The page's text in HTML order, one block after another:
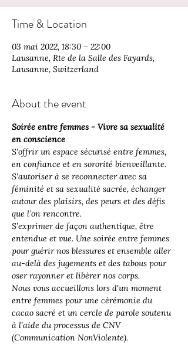
Time & Location
03 mai 2022, 18:30 – 22:00
Lausanne, Rte de la Salle des Fayards,
Lausanne, Switzerland
About the event
Soirée entre femmes - Vivre sa sexualité
en conscience
S'offrir un espace sécurisé entre femmes,
en confiance et en sororité bienveillante.
S'autoriser à se reconnecter avec sa
féminité et sa sexualité sacrée, échanger
autour des plaisirs, des peurs et des défis
que l’on rencontre.
S’exprimer de façon authentique, être
entendue et vue. Une soirée entre femmes
pour guérir nos blessures et ensemble aller
au-delà des jugements et des tabous pour
oser rayonner et libérer nos corps.
Nous vous accueillons lors d'un moment
entre femmes pour une cérémonie du
cacao sacré et un cercle de parole soutenu
à l'aide du processus de CNV
(Communication NonViolente).